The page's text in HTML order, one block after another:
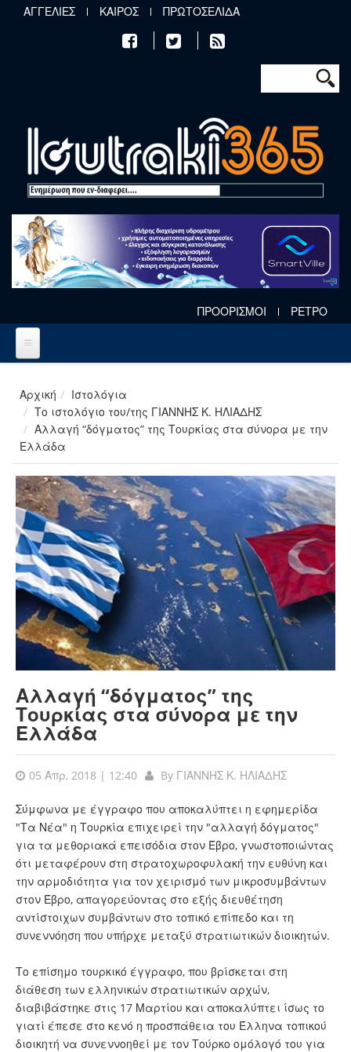
Παράκαμψη προς το κυρίως περιεχόμενο
ΑΓΓΕΛΙΕΣ ΚΑΙΡΟΣ ΠΡΩΤΟΣΕΛΙΔΑ
Φόρμα
Αναζήτηση
ΠΡΟΟΡΙΣΜΟΙ ΡΕΤΡΟ
Αρχική
Ιστολόγια
Το ιστολόγιο του/της ΓΙΑΝΝΗΣ Κ. ΗΛΙΑΔΗΣ
Αλλαγή “δόγματος” της Τουρκίας στα σύνορα με την
Ελλάδα
Αλλαγή “δόγματος” της
Τουρκίας στα σύνορα με την
Ελλάδα
05 Απρ, 2018 | 12:40 By ΓΙΑΝΝΗΣ Κ. ΗΛΙΑΔΗΣ
Σύμφωνα με έγγραφο που αποκαλύπτει η εφημερίδα
"Τα Νέα" η Τουρκία επιχειρεί την "αλλαγή δόγματος"
για τα μεθοριακά επεισόδια στον Έβρο, γνωστοποιώντας
ότι μεταφέρουν στη στρατοχωροφυλακή την ευθύνη και
την αρμοδιότητα για τον χειρισμό των μικροσυμβάντων
στον Έβρο, απαγορεύοντας στο εξής διευθέτηση
αντίστοιχων συμβάντων στο τοπικό επίπεδο και τη
συνεννόηση που υπήρχε μεταξύ στρατιωτικών διοικητών.
Το επίσημο τουρκικό έγγραφο, που βρίσκεται στη
διάθεση των ελληνικών στρατιωτικών αρχών,
διαβιβάστηκε στις 17 Μαρτίου και αποκαλύπτει ίσως το
γιατί έπεσε στο κενό η προσπάθεια του Έλληνα τοπικού
διοικητή να συνεννοηθεί με τον Τούρκο ομόλογό του για